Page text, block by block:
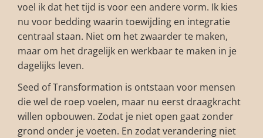
voel ik dat het tijd is voor een andere vorm. Ik kies
nu voor bedding waarin toewijding en integratie
centraal staan. Niet om het zwaarder te maken,
maar om het dragelijk en werkbaar te maken in je
dagelijks leven.
Seed of Transformation is ontstaan voor mensen
die wel de roep voelen, maar nu eerst draagkracht
willen opbouwen. Zodat je niet open gaat zonder
grond onder je voeten. En zodat verandering niet